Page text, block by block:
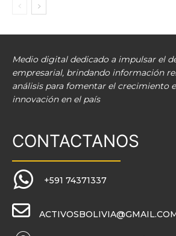
Medio digital dedicado a impulsar el
empresarial, brindando información
análisis para fomentar el crecimiento
innovación en el país
CONTACTANOS
+591 74371337